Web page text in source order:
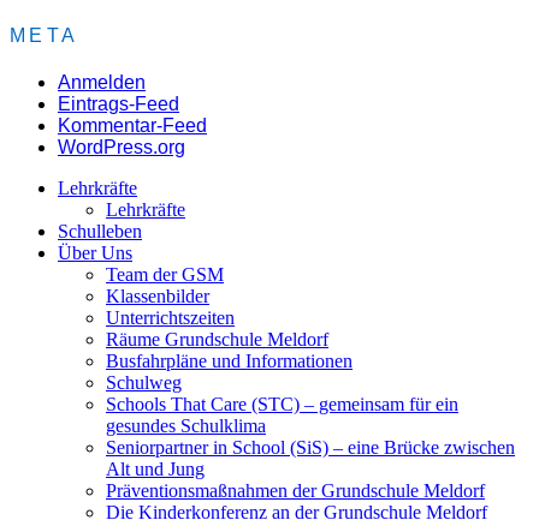
META
Anmelden
Eintrags-Feed
Kommentar-Feed
WordPress.org
Lehrkräfte
Lehrkräfte
Schulleben
Über Uns
Team der GSM
Klassenbilder
Unterrichtszeiten
Räume Grundschule Meldorf
Busfahrpläne und Informationen
Schulweg
Schools That Care (STC) – gemeinsam für ein
gesundes Schulklima
Seniorpartner in School (SiS) – eine Brücke zwischen
Alt und Jung
Präventionsmaßnahmen der Grundschule Meldorf
Die Kinderkonferenz an der Grundschule Meldorf